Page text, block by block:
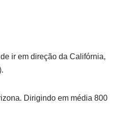
ir em direção da Califórnia,
Dirigindo em média 800